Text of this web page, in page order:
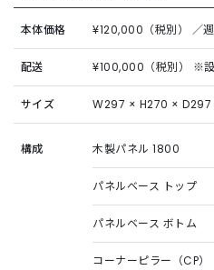
本体価格 ¥120,000（税別） ／週
配送 ¥100,000（税別） ※
サイズ W297 × H270 ×
構成 木製パネル 1800
パネルベース トップ
パネルベース ボトム
コーナーピラー（CP）